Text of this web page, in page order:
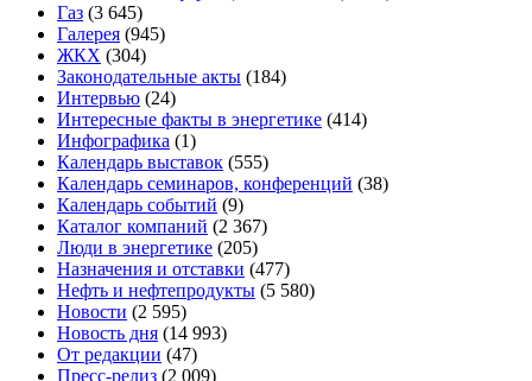
Газ (3 645)
Галерея (945)
ЖКХ (304)
Законодательные акты (184)
Интервью (24)
Интересные факты в энергетике (414)
Инфографика (1)
Календарь выставок (555)
Календарь семинаров, конференций (38)
Календарь событий (9)
Каталог компаний (2 367)
Люди в энергетике (205)
Назначения и отставки (477)
Нефть и нефтепродукты (5 580)
Новости (2 595)
Новость дня (14 993)
От редакции (47)
Пресс-релиз (2 009)